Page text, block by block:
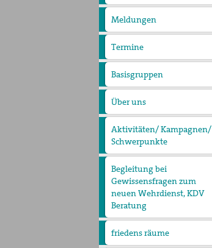
christi
Meldungen
Termine
Basisgruppen
Über uns
Präambel
Kurzvorstellung
Geschäftsstelle
Kontakt
Aktivitäten/ Kampagnen/
Schwerpunkte
Aktion Aufschrei
Den Staat Palästina
anerkennen!
Dialog
Begleitung bei
Gewissensfragen zum
neuen Wehrdienst, KDV
Beratung
friedens räume
Leitungsteam
Ehrenamtliche